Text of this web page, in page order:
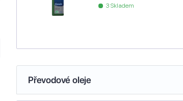
3 Skladem
Převodové oleje